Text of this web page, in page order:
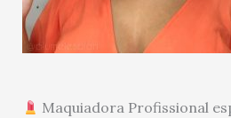
Maquiadora Profissional